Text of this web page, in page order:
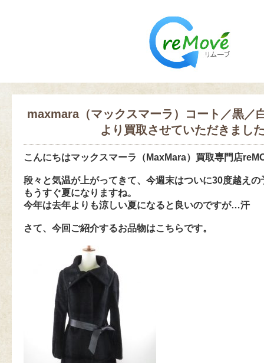
maxmara（マックスマーラ）コート／黒／
より買取させていただきまし
こんにちはマックスマーラ（MaxMara）買取専門店
段々と気温が上がってきて、今週末はついに30度越えの
もうすぐ夏になりますね。
今年は去年よりも涼しい夏になると良いのですが…汗
さて、今回ご紹介するお品物はこちらです。